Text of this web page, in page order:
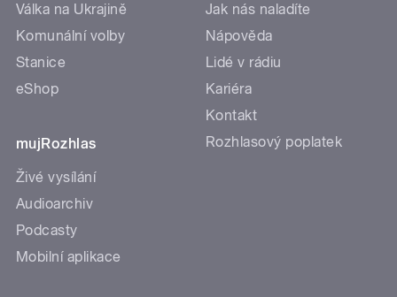
Válka na Ukrajině
Komunální volby
Stanice
eShop
mujRozhlas
Živé vysílání
Audioarchiv
Podcasty
Mobilní aplikace
Jak nás naladíte
Nápověda
Lidé v rádiu
Kariéra
Kontakt
Rozhlasový poplatek